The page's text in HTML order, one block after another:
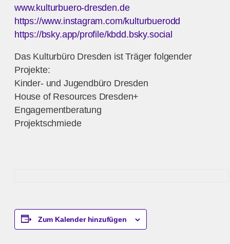
www.kulturbuero-dresden.de
https://www.instagram.com/kulturbuerodd
https://bsky.app/profile/kbdd.bsky.social
Das Kulturbüro Dresden ist Träger folgender
Projekte:
Kinder- und Jugendbüro Dresden
House of Resources Dresden+
Engagementberatung
Projektschmiede
Zum Kalender hinzufügen